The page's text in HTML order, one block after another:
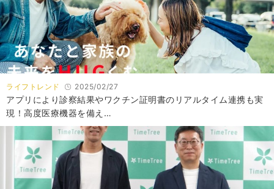
ライフトレンド 2025/02/27
アプリにより診察結果やワクチン証明書のリアルタイム連携も実
現！高度医療機器を備え…